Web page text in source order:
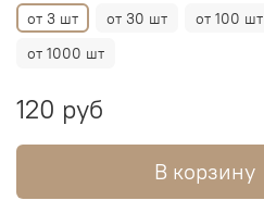
от 3 шт
от 30 шт от 100 шт
от 1000 шт
120 руб
В корзину